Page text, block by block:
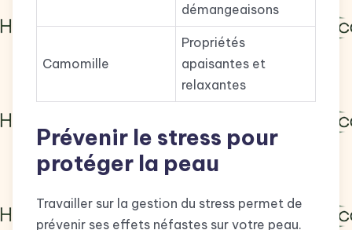
démangeaisons
Camomille
Propriétés
apaisantes et
relaxantes
Prévenir le stress pour
protéger la peau
Travailler sur la gestion du stress permet de
prévenir ses effets néfastes sur votre peau.